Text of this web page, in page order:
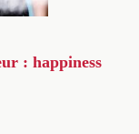
: happiness